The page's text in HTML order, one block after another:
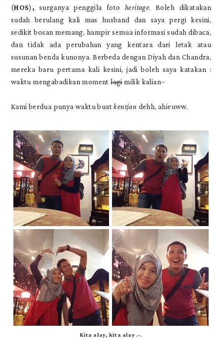
(HOS) , surganya penggila fotoheritage. Boleh dikatakan
sudah berulang kali mas husband dan saya pergi kesini,
sedikit bosan memang, hampir semua informasi sudah dibaca,
dan tidak ada perubahan yang kentara dari letak atau
susunan benda kunonya. Berbeda dengan Diyah dan Chandra,
mereka baru pertama kali kesini, jadi boleh saya katakan :
waktu mengabadikan momentlagimilik kalian~
Kami berdua punya waktu buatkentjan dehh, ahieuww.
Kita alay, kita alay .-.